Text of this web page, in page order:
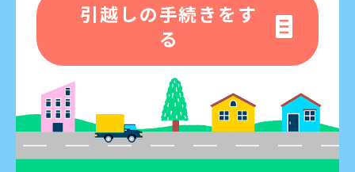
引越しの手続きをす
る